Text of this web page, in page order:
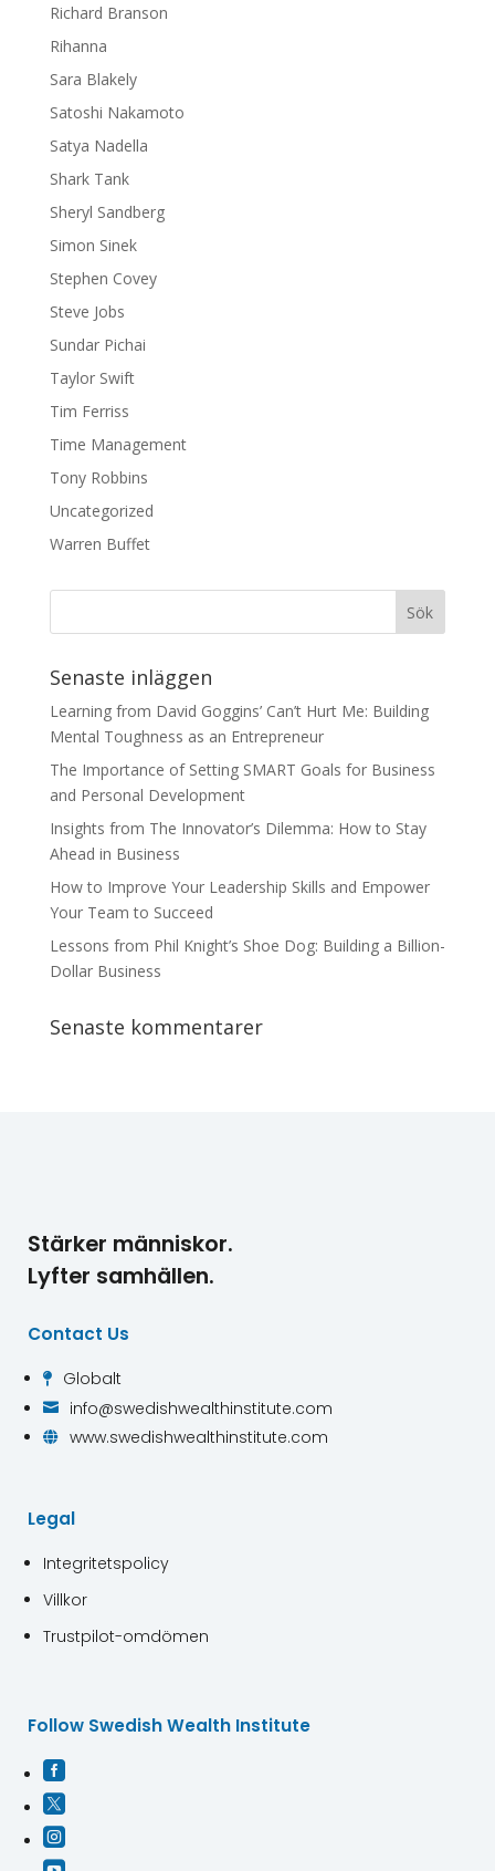
Richard Branson
Rihanna
Sara Blakely
Satoshi Nakamoto
Satya Nadella
Shark Tank
Sheryl Sandberg
Simon Sinek
Stephen Covey
Steve Jobs
Sundar Pichai
Taylor Swift
Tim Ferriss
Time Management
Tony Robbins
Uncategorized
Warren Buffet
Senaste inläggen
Learning from David Goggins’ Can’t Hurt Me: Building
Mental Toughness as an Entrepreneur
The Importance of Setting SMART Goals for Business
and Personal Development
Insights from The Innovator’s Dilemma: How to Stay
Ahead in Business
How to Improve Your Leadership Skills and Empower
Your Team to Succeed
Lessons from Phil Knight’s Shoe Dog: Building a Billion-
Dollar Business
Senaste kommentarer
Stärker människor.
Lyfter samhällen.
Contact Us
 Globalt
 info@swedishwealthinstitute.com
 www.swedishwealthinstitute.com
Legal
Integritetspolicy
Villkor
Trustpilot-omdömen
Follow Swedish Wealth Institute


